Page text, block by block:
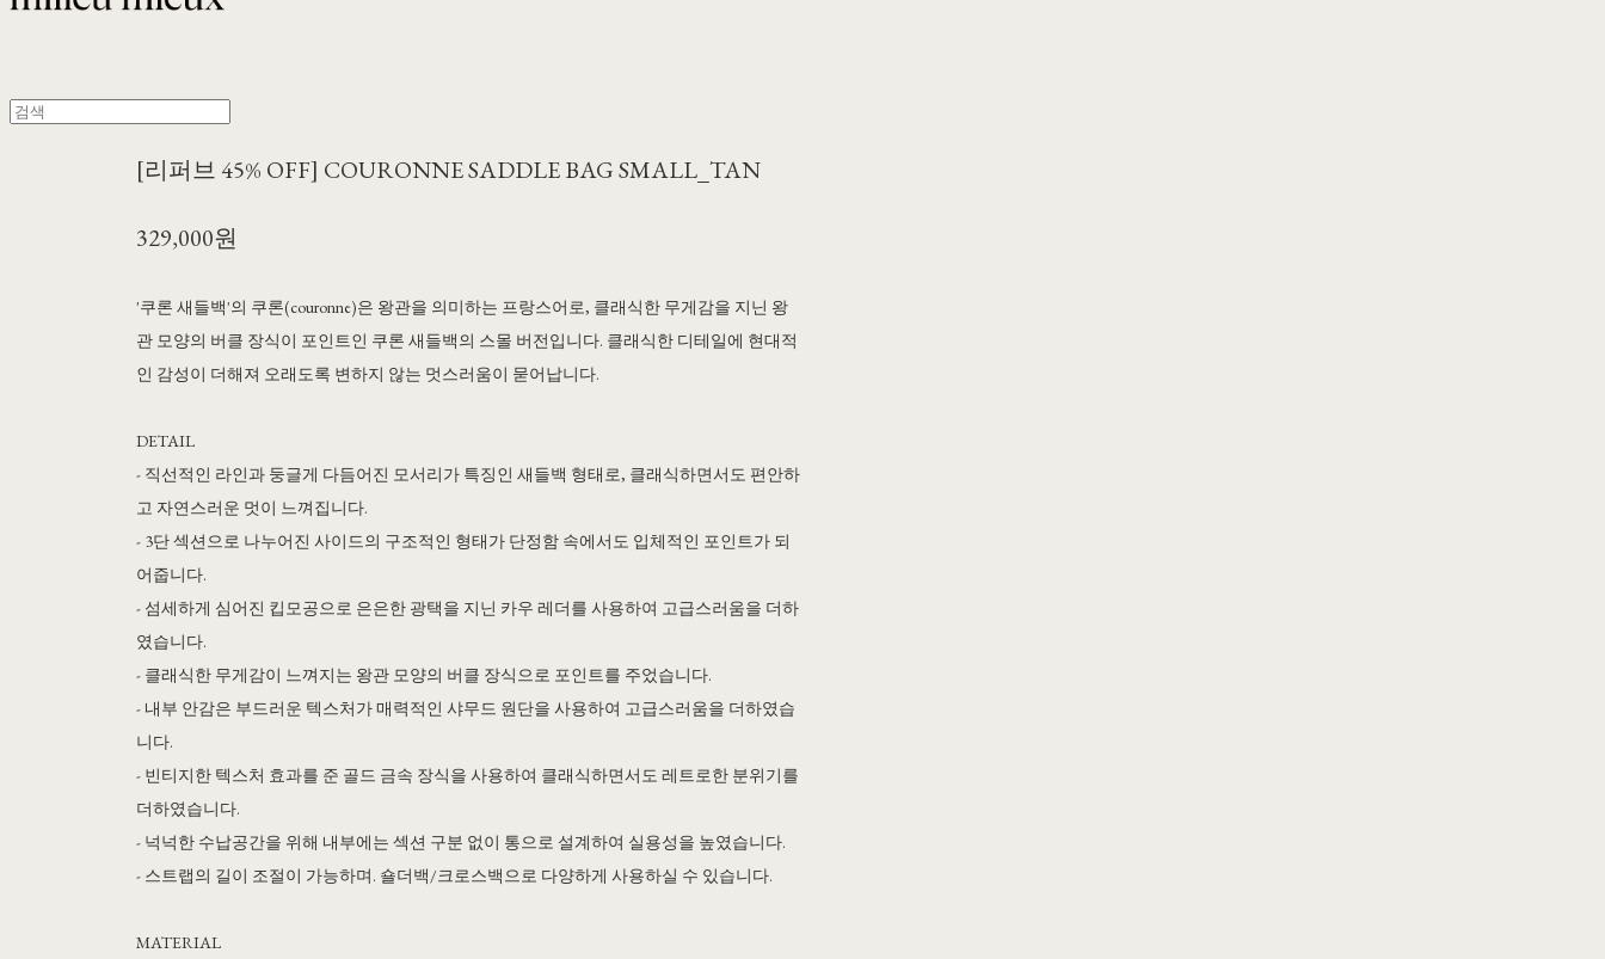
[리퍼브 45% OFF] COURONNE SADDLE BAG SMALL_TAN
329,000원
'쿠론 새들백'의 쿠론(couronne)은 왕관을 의미하는 프랑스어로, 클래식한 무게감을 지닌 왕
관 모양의 버클 장식이 포인트인 쿠론 새들백의 스몰 버전입니다. 클래식한 디테일에 현대적
인 감성이 더해져 오래도록 변하지 않는 멋스러움이 묻어납니다.
DETAIL
- 직선적인 라인과 둥글게 다듬어진 모서리가 특징인 새들백 형태로, 클래식하면서도 편안하
고 자연스러운 멋이 느껴집니다.
- 3단 섹션으로 나누어진 사이드의 구조적인 형태가 단정함 속에서도 입체적인 포인트가 되
어줍니다.
- 섬세하게 심어진 킵모공으로 은은한 광택을 지닌 카우 레더를 사용하여 고급스러움을 더하
였습니다.
- 클래식한 무게감이 느껴지는 왕관 모양의 버클 장식으로 포인트를 주었습니다.
- 내부 안감은 부드러운 텍스처가 매력적인 샤무드 원단을 사용하여 고급스러움을 더하였습
니다.
- 빈티지한 텍스처 효과를 준 골드 금속 장식을 사용하여 클래식하면서도 레트로한 분위기를
더하였습니다.
- 넉넉한 수납공간을 위해 내부에는 섹션 구분 없이 통으로 설계하여 실용성을 높였습니다.
- 스트랩의 길이 조절이 가능하며. 숄더백/크로스백으로 다양하게 사용하실 수 있습니다.
MATERIAL